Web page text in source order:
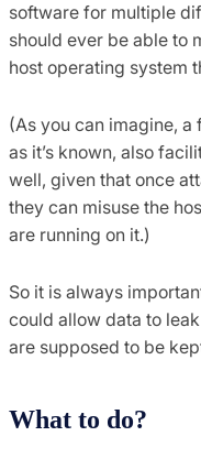
software for multiple
should ever be able to
host operating system
(As you can imagine,
as it’s known, also
well, given that once
they can misuse the
are running on it.)
So it is always
could allow data to
are supposed to be
What to do?